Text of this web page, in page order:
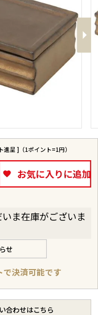
Next
進呈 ]（1ポイント=1円）
ま在庫がございま
お気に入りに追加
せ
決済可能です
合わせはこちら